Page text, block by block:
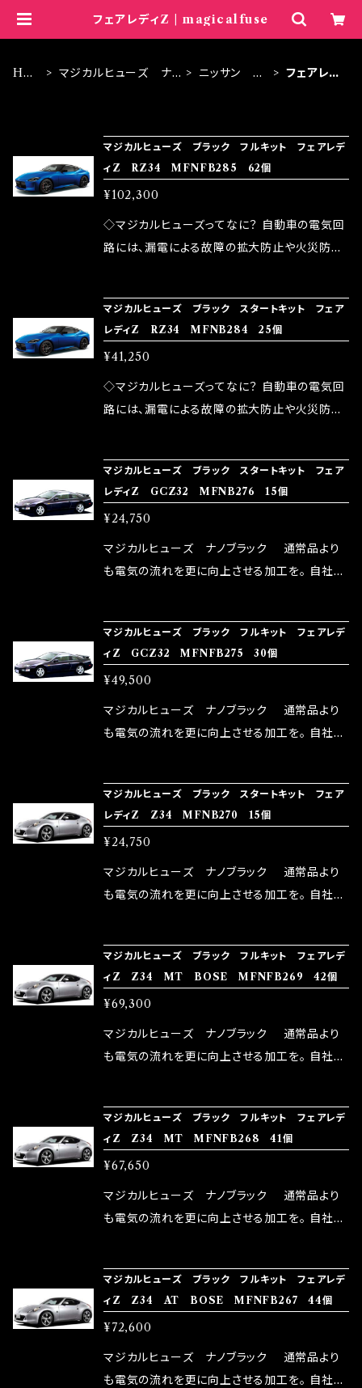
フェアレディZ | magicalfuse
HO
マジカルヒューズ ナノ
ニッサン ブ
フェアレデ
マジカルヒューズ ブラック フルキット フェアレデ
ィZ RZ34 MFNFB285 62個
¥102,300
◇マジカルヒューズってなに？ 自動車の電気回
路には、漏電による故障の拡大防止や火災防止
路として、各回路への電力供給を行っています。
しかし、ヒューズには拭い去れない欠点があり
ます。 1.溶接回路であるため、配線と比較し抵抗
が大きい。 2.金属部分が露出している為、空気
中に漏電してしまう。 3.金属プレートが接触する
ズが、マジカルヒューズになります。 ◇マジカル
ヒューズの効果 マジカルヒューズは放電防止効
果・接触抵抗低減効果により、このような効果を
発揮します。 ・アクセルレスポンスの向上 ・アイ
ドリング安定化（静粛性UP） ・ターボ車のターボ
など、これらの効果は、タウンユースだけでなく、
モータースポーツシーンでの実証実験の上、 製
品化を果たしております。
マジカルヒューズ ブラック スタートキット フェア
レディZ RZ34 MFNB284 25個
¥41,250
◇マジカルヒューズってなに？ 自動車の電気回
路には、漏電による故障の拡大防止や火災防止
路として、各回路への電力供給を行っています。
しかし、ヒューズには拭い去れない欠点があり
ます。 1.溶接回路であるため、配線と比較し抵抗
が大きい。 2.金属部分が露出している為、空気
中に漏電してしまう。 3.金属プレートが接触する
ズが、マジカルヒューズになります。 ◇マジカル
ヒューズの効果 マジカルヒューズは放電防止効
果・接触抵抗低減効果により、このような効果を
発揮します。 ・アクセルレスポンスの向上 ・アイ
ドリング安定化（静粛性UP） ・ターボ車のターボ
など、これらの効果は、タウンユースだけでなく、
モータースポーツシーンでの実証実験の上、 製
品化を果たしております。
マジカルヒューズ ブラック スタートキット フェア
レディZ GCZ32 MFNB276 15個
¥24,750
マジカルヒューズ ナノブラック 通常品より
も電気の流れを更に向上させる加工を。 自社比
メ！ レーシングドライバーMAX織戸選手がテス
ターとなり吟味し時間を掛けて検証し、これは
体感出来て面白く、車には必ずプラスになりデメ
リットが無い。と。 コラボ開発製品です。 購入先
はこちらのマジカルヒューズ直販サイトと横浜に
rz）の2店舗の専売品になりますので宜しくお願
い致します。
マジカルヒューズ ブラック フルキット フェアレデ
ィZ GCZ32 MFNFB275 30個
¥49,500
マジカルヒューズ ナノブラック 通常品より
も電気の流れを更に向上させる加工を。 自社比
メ！ レーシングドライバーMAX織戸選手がテス
ターとなり吟味し時間を掛けて検証し、これは
体感出来て面白く、車には必ずプラスになりデメ
リットが無い。と。 コラボ開発製品です。 購入先
はこちらのマジカルヒューズ直販サイトと横浜に
rz）の2店舗の専売品になりますので宜しくお願
い致します。
マジカルヒューズ ブラック スタートキット フェア
レディZ Z34 MFNB270 15個
¥24,750
マジカルヒューズ ナノブラック 通常品より
も電気の流れを更に向上させる加工を。 自社比
メ！ レーシングドライバーMAX織戸選手がテス
ターとなり吟味し時間を掛けて検証し、これは
体感出来て面白く、車には必ずプラスになりデメ
リットが無い。と。 コラボ開発製品です。 購入先
はこちらのマジカルヒューズ直販サイトと横浜に
rz）の2店舗の専売品になりますので宜しくお願
い致します。
マジカルヒューズ ブラック フルキット フェアレデ
ィZ Z34 MT BOSE MFNFB269 42個
¥69,300
マジカルヒューズ ナノブラック 通常品より
も電気の流れを更に向上させる加工を。 自社比
メ！ レーシングドライバーMAX織戸選手がテス
ターとなり吟味し時間を掛けて検証し、これは
体感出来て面白く、車には必ずプラスになりデメ
リットが無い。と。 コラボ開発製品です。 購入先
はこちらのマジカルヒューズ直販サイトと横浜に
rz）の2店舗の専売品になりますので宜しくお願
い致します。
マジカルヒューズ ブラック フルキット フェアレデ
ィZ Z34 MT MFNFB268 41個
¥67,650
マジカルヒューズ ナノブラック 通常品より
も電気の流れを更に向上させる加工を。 自社比
メ！ レーシングドライバーMAX織戸選手がテス
ターとなり吟味し時間を掛けて検証し、これは
体感出来て面白く、車には必ずプラスになりデメ
リットが無い。と。 コラボ開発製品です。 購入先
はこちらのマジカルヒューズ直販サイトと横浜に
マジカルヒューズ ブラック フルキット フェアレデ
ィZ Z34 AT BOSE MFNFB267 44個
¥72,600
マジカルヒューズ ナノブラック 通常品より
も電気の流れを更に向上させる加工を。 自社比